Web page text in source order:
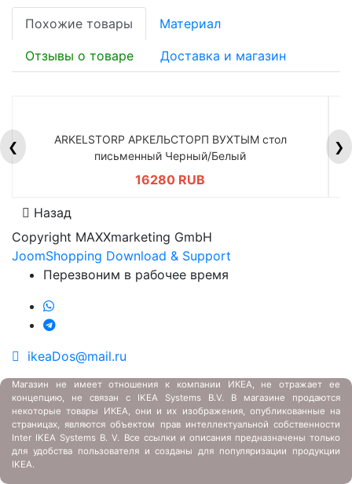
Похожие товары Материал
Отзывы о товаре Доставка и магазин
❮
ARKELSTORP АРКЕЛЬСТОРП ВУХТЫМ стол
письменный Черный/Белый
16280 RUB
❯
Назад
Copyright MAXXmarketing GmbH
JoomShopping Download & Support
Перезвоним в рабочее время
ikeaDos@mail.ru
Магазин не имеет отношения к компании ИКЕА, не отражает ее
концепцию, не связан с IKEA Systems B.V. В магазине продаются
некоторые товары ИКЕА, они и их изображения, опубликованные на
страницах, являются объектом прав интеллектуальной собственности
Inter IKEA Systems B. V. Все ссылки и описания предназначены только
для удобства пользователя и созданы для популяризации продукции
IKEA.